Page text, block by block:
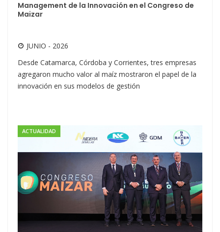
Management de la Innovación en el Congreso de
Maizar
JUNIO - 2026
Desde Catamarca, Córdoba y Corrientes, tres empresas
agregaron mucho valor al maíz mostraron el papel de la
innovación en sus modelos de gestión
ACTUALIDAD